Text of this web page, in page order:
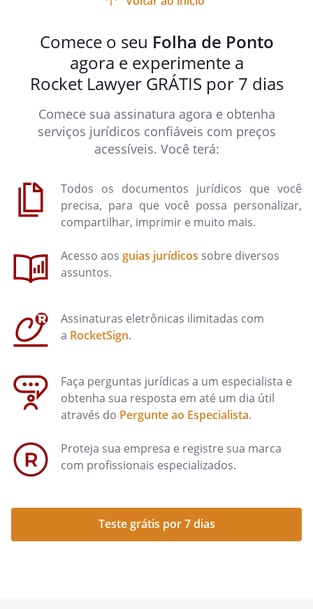
Comece o seu Folha de Ponto
agora e experimente a
Rocket Lawyer GRÁTIS por 7 dias
Comece sua assinatura agora e obtenha
serviços jurídicos confiáveis com preços
acessíveis. Você terá:
Todos os documentos jurídicos que você
precisa, para que você possa personalizar,
compartilhar, imprimir e muito mais.
Acesso aos guias jurídicos sobre diversos
assuntos.
Assinaturas eletrônicas ilimitadas com
a RocketSign.
Faça perguntas jurídicas a um especialista e
obtenha sua resposta em até um dia útil
através do Pergunte ao Especialista.
Proteja sua empresa e registre sua marca
com profissionais especializados.
Teste grátis por 7 dias